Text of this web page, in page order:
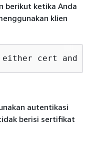
berikut ketika Anda
klien
either cert and
autentikasi
berisi sertifikat